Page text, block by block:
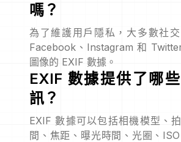
嗎？
為了維護用戶隱私，大多數社
Facebook、Instagram 和
圖像的 EXIF 數據。
EXIF 數據提供了哪
訊？
EXIF 數據可以包括相機模型、
間、焦距、曝光時間、光圈、